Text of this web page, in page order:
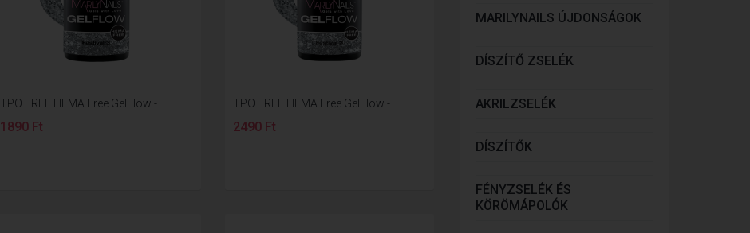
TPO FREE HEMA Free GelFlow -...
1890 Ft
TPO FREE HEMA Free GelFlow -...
2490 Ft
MARILYNAILS ÚJDONSÁGOK
DÍSZÍTŐ ZSELÉK
AKRILZSELÉK
DÍSZÍTŐK
FÉNYZSELÉK ÉS
KÖRÖMÁPOLÓK